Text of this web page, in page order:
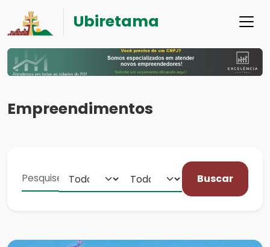
Ubiretama
Empreendimentos
Buscar